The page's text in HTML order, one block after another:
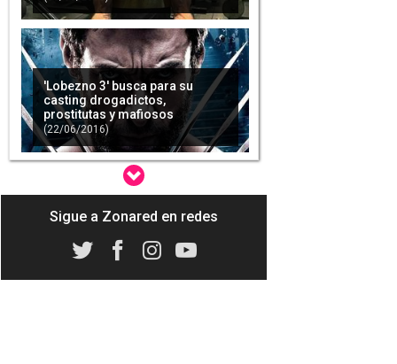
'Lobezno 3' busca para su
casting drogadictos,
prostitutas y mafiosos
(22/06/2016)
Joss Whedon estaría
película sobre Viuda Negra
(25/07/2016)
Sigue a Zonared en redes